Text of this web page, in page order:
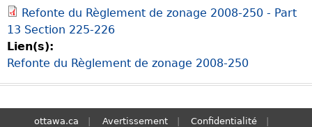
e
a
r
c
h
Refonte du Règlement de zonage 2008-250 - Part
13 Section 225-226
Lien(s):
Refonte du Règlement de zonage 2008-250
ottawa.ca Avertissement
Confidentialité